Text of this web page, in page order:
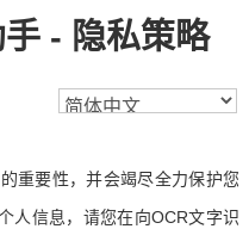
- 隐私策略
重要性，并会竭尽全力保护您
人信息，请您在向OCR文字识